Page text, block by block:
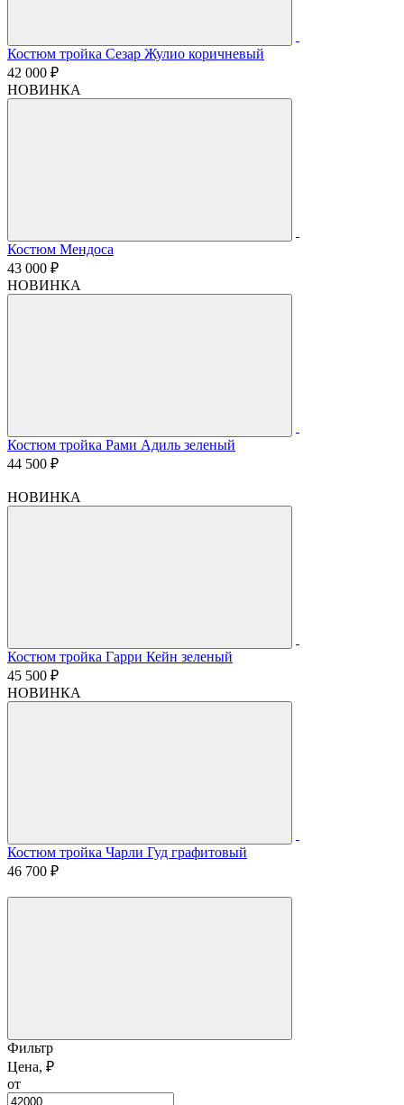
Костюм тройка Сезар Жулио коричневый
42 000 ₽
НОВИНКА
Костюм Мендоса
43 000 ₽
НОВИНКА
Костюм тройка Рами Адиль зеленый
44 500 ₽
НОВИНКА
Костюм тройка Гарри Кейн зеленый
45 500 ₽
НОВИНКА
Костюм тройка Чарли Гуд графитовый
46 700 ₽
Фильтр
Цена, ₽
от